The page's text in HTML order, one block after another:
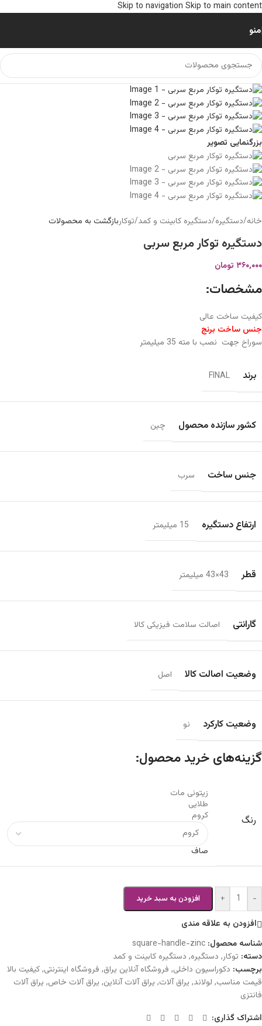
Skip to navigation Skip to main content
منو
بزرگنمایی تصویر
خانه/دستگیره/دستگیره کابینت و کمد/توکاربازگشت به محصولات
دستگیره توکار مربع سربی
۳۶۰,۰۰۰ تومان
مشخصات:
کیفیت ساخت عالی
جنس ساخت برنج
سوراخ جهت نصب با مته 35 میلیمتر
برند FINAL
کشور سازنده محصول چین
جنس ساخت سرب
ارتفاع دستگیره 15 میلیمتر
قطر 43×43 میلیمتر
گارانتی اصالت سلامت فیزیکی کالا
وضعیت اصالت کالا اصل
وضعیت کارکرد نو
گزینه‌های خرید محصول:
رنگ
زیتونی مات
طلایی
کروم
صاف
-
+ افزودن به سبد خرید
افزودن به علاقه مندی
شناسه محصول: square-handle-zinc
دسته: توکار, دستگیره, دستگیره کابینت و کمد
برچسب: دکوراسیون داخلی, فروشگاه آنلاین یراق, فروشگاه اینترنتی,کیفیت بالا
قیمت مناسب, لولاند, یراق آلات, یراق آلات آنلاین, یراق آلات خاص, یراق آلات
فانتزی
اشتراک گذاری: